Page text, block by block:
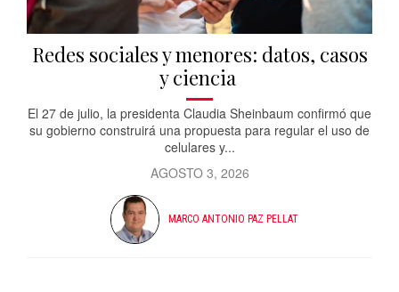
Redes sociales y menores: datos, casos
y ciencia
El 27 de julio, la presidenta Claudia Sheinbaum confirmó que
su gobierno construirá una propuesta para regular el uso de
celulares y...
AGOSTO 3, 2026
MARCO ANTONIO PAZ PELLAT